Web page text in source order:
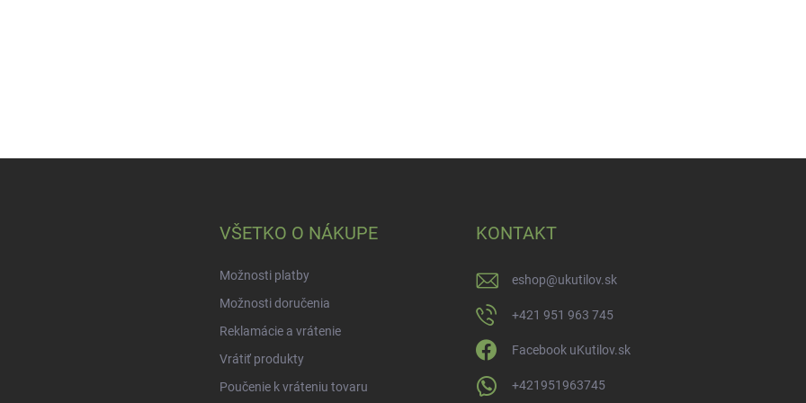
VŠETKO O NÁKUPE
Možnosti platby
Možnosti doručenia
Reklamácie a vrátenie
Vrátiť produkty
Poučenie k vráteniu tovaru
KONTAKT
eshop@ukutilov.sk
+421 951 963 745
Facebook uKutilov.sk
+421951963745